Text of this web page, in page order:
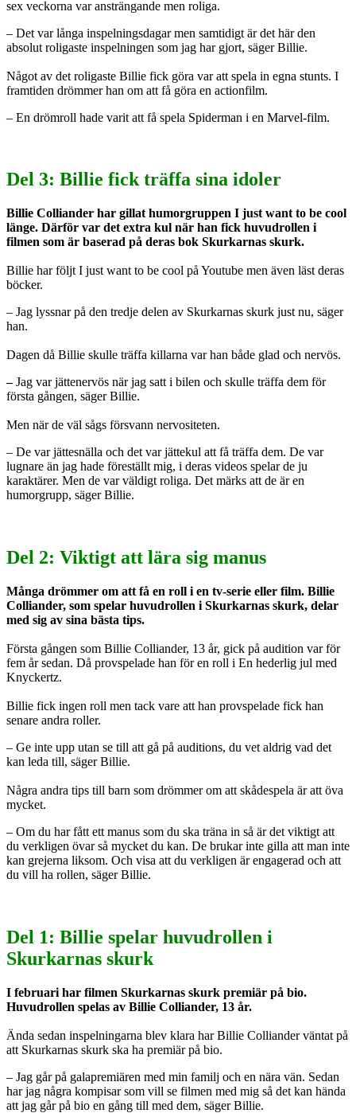
sex veckorna var ansträngande men roliga.
– Det var långa inspelningsdagar men samtidigt är det här den
absolut roligaste inspelningen som jag har gjort, säger Billie.
Något av det roligaste Billie fick göra var att spela in egna stunts. I
framtiden drömmer han om att få göra en actionfilm.
– En drömroll hade varit att få spela Spiderman i en Marvel-film.
Del 3: Billie fick träffa sina idoler
Billie Colliander har gillat humorgruppen I just want to be cool
länge. Därför var det extra kul när han fick huvudrollen i
filmen som är baserad på deras bok Skurkarnas skurk.
Billie har följt I just want to be cool på Youtube men även läst deras
böcker.
– Jag lyssnar på den tredje delen av Skurkarnas skurk just nu, säger
han.
Dagen då Billie skulle träffa killarna var han både glad och nervös.
–Jag var jättenervös när jag satt i bilen och skulle träffa dem för
första gången, säger Billie.
Men när de väl sågs försvann nervositeten.
– De var jättesnälla och det var jättekul att få träffa dem. De var
lugnare än jag hade föreställt mig, i deras videos spelar de ju
karaktärer. Men de var väldigt roliga. Det märks att de är en
humorgrupp, säger Billie.
Del 2: Viktigt att lära sig manus
Många drömmer om att få en roll i en tv-serie eller film. Billie
Colliander, som spelar huvudrollen i Skurkarnas skurk, delar
med sig av sina bästa tips.
Första gången som Billie Colliander, 13 år, gick på audition var för
fem år sedan. Då provspelade han för en roll i En hederlig jul med
Knyckertz.
Billie fick ingen roll men tack vare att han provspelade fick han
senare andra roller.
– Ge inte upp utan se till att gå på auditions, du vet aldrig vad det
kan leda till, säger Billie.
Några andra tips till barn som drömmer om att skådespela är att öva
mycket.
– Om du har fått ett manus som du ska träna in så är det viktigt att
du verkligen övar så mycket du kan. De brukar inte gilla att man inte
kan grejerna liksom. Och visa att du verkligen är engagerad och att
du vill ha rollen, säger Billie.
Del 1: Billie spelar huvudrollen i
Skurkarnas skurk
I februari har filmen Skurkarnas skurk premiär på bio.
Huvudrollen spelas av Billie Colliander, 13 år.
Ända sedan inspelningarna blev klara har Billie Colliander väntat på
att Skurkarnas skurk ska ha premiär på bio.
– Jag går på galapremiären med min familj och en nära vän. Sedan
har jag några kompisar som vill se filmen med mig så det kan hända
att jag går på bio en gång till med dem, säger Billie.